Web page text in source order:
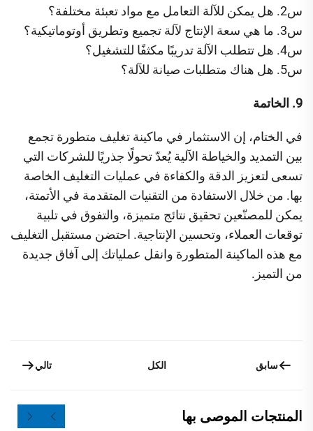
س2. هل يمكن للآلة التعامل مع مواد تعبئة مختلفة؟
س3. ما هي سعة الإنتاج لآلة تجميع وتطريق أوتوماتيكية؟
س4. هل تتطلب الآلة تدريبًا مكثفًا للتشغيل؟
س5. هل هناك متطلبات صيانة للآلة؟
9. الخاتمة
في الختام، إن الاستثمار في ماكينة تغليف متطورة تجمع
بين التمديد والخياطة الآلية يُعدّ تحولًا جذريًا للشركات التي
تسعى لتعزيز الدقة والكفاءة في عمليات التغليف الخاصة
بها. من خلال الاستفادة من التقنيات المتقدمة في الأتمتة،
يمكن للمصنّعين تحقيق نتائج متميزة، والتفوق في تلبية
توقعات العملاء، وتحسين الإنتاجية. احتضن مستقبل التغليف
مع هذه الماكينة المتطورة وانقل عملياتك إلى آفاق جديدة
من التميز.
سابق الكل تالي
المنتجات الموصى بها